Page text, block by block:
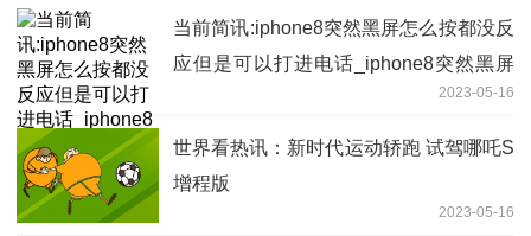
当前简讯:iphone8突然黑屏怎么按都没反
应但是可以打进电话_iphone8突然黑屏
2023-05-16
世界看热讯：新时代运动轿跑 试驾哪吒S
增程版
2023-05-16